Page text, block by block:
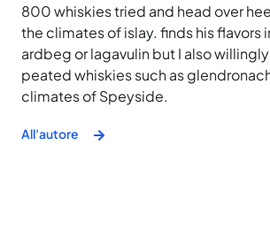
800 whiskies tried and head over
the climates of islay. finds his flavors
ardbeg or lagavulin but I also
peated whiskies such as
climates of Speyside.
All'autore